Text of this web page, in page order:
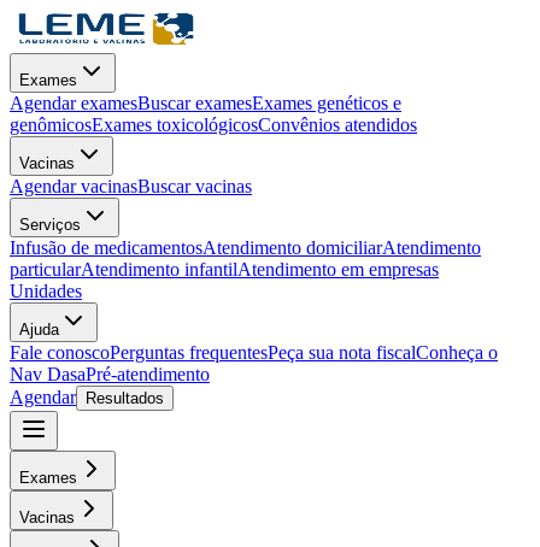
Exames
Agendar examesBuscar examesExames genéticos e
genômicosExames toxicológicosConvênios atendidos
Vacinas
Agendar vacinasBuscar vacinas
Serviços
Infusão de medicamentosAtendimento domiciliarAtendimento
particularAtendimento infantilAtendimento em empresas
Unidades
Ajuda
Fale conoscoPerguntas frequentesPeça sua nota fiscalConheça o
Nav DasaPré-atendimento
Agendar
Resultados
Exames
Vacinas